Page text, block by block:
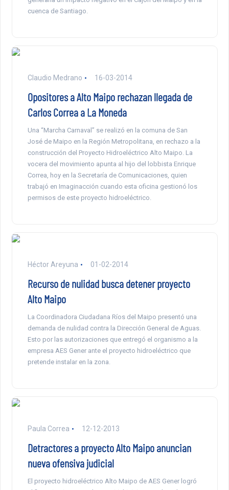
cuenca de Santiago.
Claudio Medrano 16-03-2014
Opositores a Alto Maipo rechazan llegada de
Carlos Correa a La Moneda
Una “Marcha Carnaval” se realizó en la comuna de San
José de Maipo en la Región Metropolitana, en rechazo a la
construcción del Proyecto Hidroeléctrico Alto Maipo. La
vocera del movimiento apunta al hijo del lobbista Enrique
Correa, hoy en la Secretaría de Comunicaciones, quien
trabajó en Imaginacción cuando esta oficina gestionó los
permisos de este proyecto hidroeléctrico.
Héctor Areyuna 01-02-2014
Recurso de nulidad busca detener proyecto
Alto Maipo
La Coordinadora Ciudadana Ríos del Maipo presentó una
demanda de nulidad contra la Dirección General de Aguas.
Esto por las autorizaciones que entregó el organismo a la
empresa AES Gener ante el proyecto hidroeléctrico que
pretende instalar en la zona.
Paula Correa 12-12-2013
Detractores a proyecto Alto Maipo anuncian
nueva ofensiva judicial
El proyecto hidroeléctrico Alto Maipo de AES Gener logró